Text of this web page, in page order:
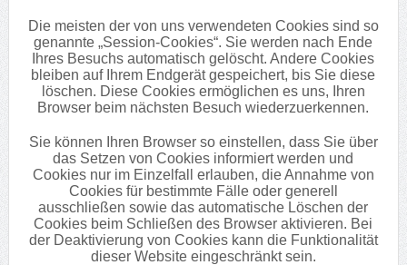
Die meisten der von uns verwendeten Cookies sind so
genannte „Session-Cookies“. Sie werden nach Ende
Ihres Besuchs automatisch gelöscht. Andere Cookies
bleiben auf Ihrem Endgerät gespeichert, bis Sie diese
löschen. Diese Cookies ermöglichen es uns, Ihren
Browser beim nächsten Besuch wiederzuerkennen.
Sie können Ihren Browser so einstellen, dass Sie über
das Setzen von Cookies informiert werden und
Cookies nur im Einzelfall erlauben, die Annahme von
Cookies für bestimmte Fälle oder generell
ausschließen sowie das automatische Löschen der
Cookies beim Schließen des Browser aktivieren. Bei
der Deaktivierung von Cookies kann die Funktionalität
dieser Website eingeschränkt sein.